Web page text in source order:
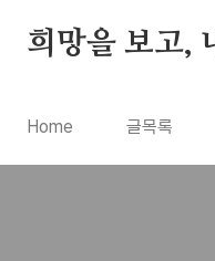
희망을 보고,
Home 글목록